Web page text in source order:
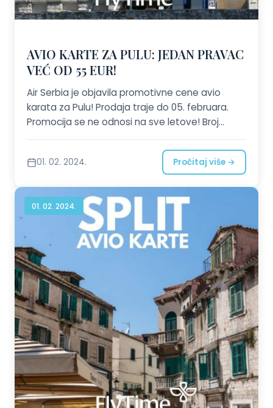
AVIO KARTE ZA PULU: JEDAN PRAVAC
VEĆ OD 55 EUR!
Air Serbia je objavila promotivne cene avio
karata za Pulu! Prodaja traje do 05. februara.
Promocija se ne odnosi na sve letove! Broj
mesta po promotivnim cenama je ograničen.
Pozovite nas ili nam pošaljite zahtev!
01. 02. 2024. Pročitaj više →
01. 02. 2024.